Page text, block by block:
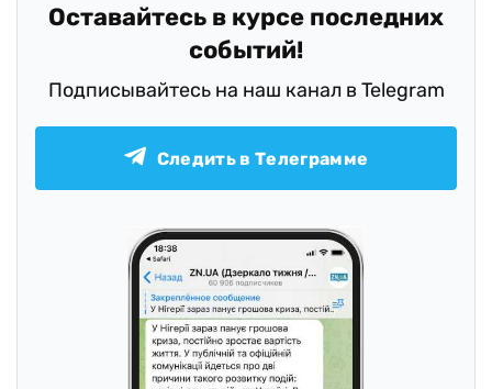
Оставайтесь в курсе последних
событий!
Подписывайтесь на наш канал в Telegram
Следить в Телеграмме